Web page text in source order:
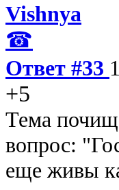
Vishnya
☎
Ответ #33
+5
Тема
вопрос:
еще живы